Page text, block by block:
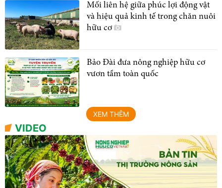
Mối liên hệ giữa phúc lợi động vật
và hiệu quả kinh tế trong chăn nuôi
hữu cơ
Bảo Đài đưa nông nghiệp hữu cơ
vươn tầm toàn quốc
XEM THÊM
VIDEO